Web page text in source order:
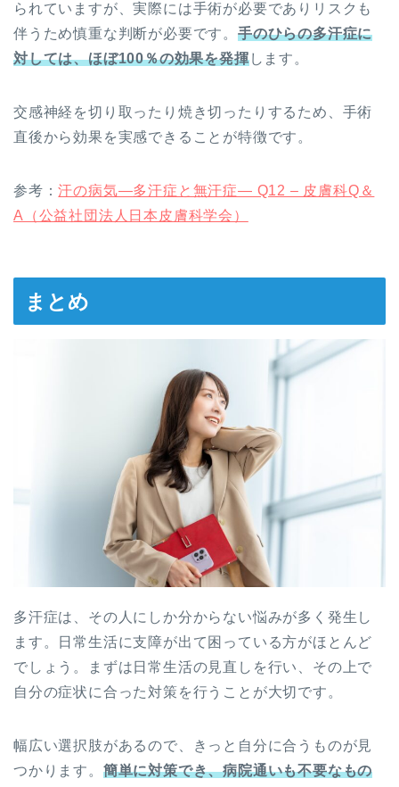
られていますが、実際には手術が必要でありリスクも
伴うため慎重な判断が必要です。 手のひらの多汗症に
対しては、ほぼ100％の効果を発揮します。
交感神経を切り取ったり焼き切ったりするため、手術
直後から効果を実感できることが特徴です。
参考：汗の病気―多汗症と無汗症― Q12 – 皮膚科Q＆
A（公益社団法人日本皮膚科学会）
まとめ
多汗症は、その人にしか分からない悩みが多く発生し
ます。日常生活に支障が出て困っている方がほとんど
でしょう。まずは日常生活の見直しを行い、その上で
自分の症状に合った対策を行うことが大切です。
幅広い選択肢があるので、きっと自分に合うものが見
つかります。 簡単に対策でき、病院通いも不要なもの